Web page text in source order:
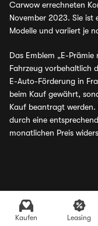
Kaufen Leasing
Carwow errechneten
November 2023. Sie ist
Modelle und variiert je
Das Emblem „E-
Fahrzeug vorbehaltlich
E-Auto-Förderung in
beim Kauf gewährt,
Kauf beantragt werden.
durch eine
monatlichen Preis